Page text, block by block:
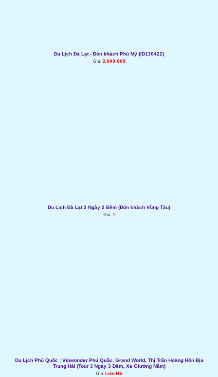
Du Lịch Đà Lạt - Đón khách Phú Mỹ (ID130422)
Giá: 2.090.000
Du Lịch Đà Lạt 2 Ngày 2 Đêm (Đón khách Vũng Tàu)
Giá: 1
Du Lịch Phú Quốc : Vinwonder Phú Quốc, Grand World, Thị Trấn Hoàng Hôn Địa
Trung Hải (Tour 3 Ngày 3 Đêm, Xe Giường Nằm)
Giá:Liên Hệ